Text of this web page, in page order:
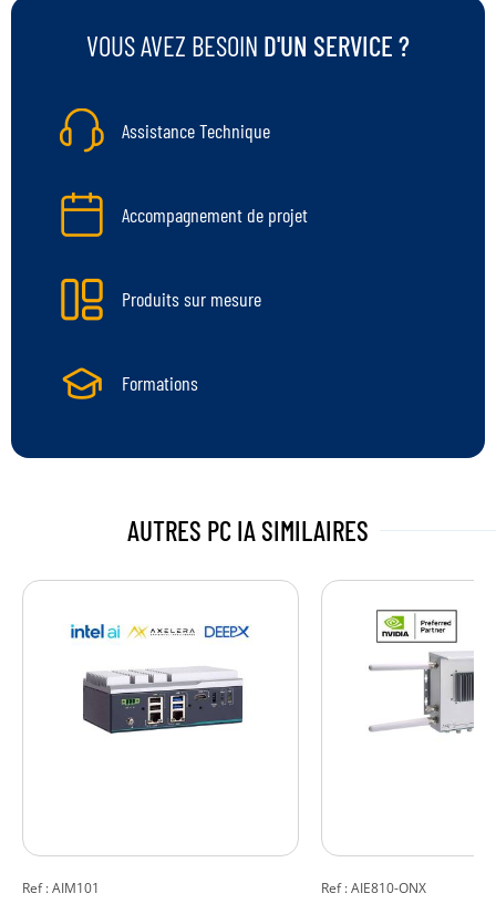
VOUS AVEZ BESOIN D'UN SERVICE ?
Assistance Technique
Accompagnement de projet
Produits sur mesure
Formations
AUTRES PC IA SIMILAIRES
Ref : AIM101 Ref : AIE810-ONX